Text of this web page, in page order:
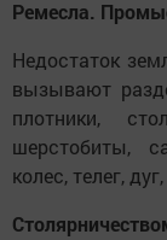
Ремесла.
Недостаток
вызывают
плотники,
шерстобиты,
колес, телег,